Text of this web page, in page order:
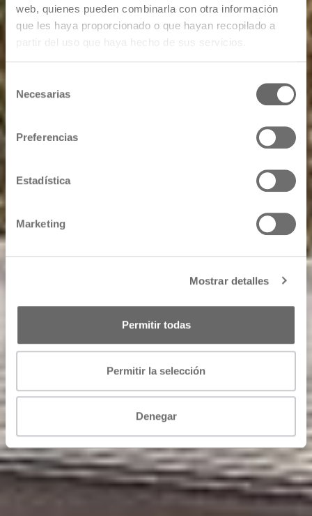
web, quienes pueden combinarla con otra información
que les haya proporcionado o que hayan recopilado a
partir del uso que haya hecho de sus servicios.
consentimiento
Necesarias
Preferencias
Estadística
Marketing
Mostrar detalles
Permitir todas
Permitir la selección
Denegar